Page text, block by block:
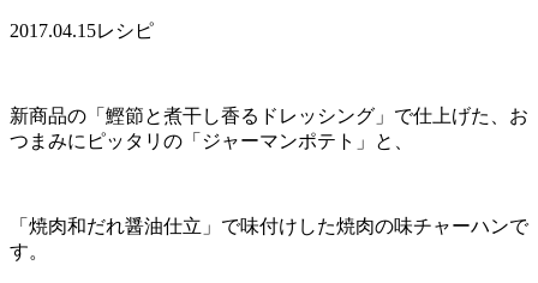
2017.04.15レシピ
新商品の「鰹節と煮干し香るドレッシング」で仕上げた、お
つまみにピッタリの「ジャーマンポテト」と、
「焼肉和だれ醤油仕立」で味付けした焼肉の味チャーハンで
す。